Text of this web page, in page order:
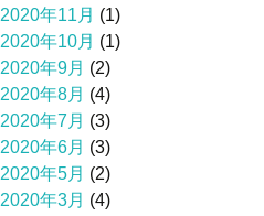
2020年11月 (1)
2020年10月 (1)
2020年9月 (2)
2020年8月 (4)
2020年7月 (3)
2020年6月 (3)
2020年5月 (2)
2020年3月 (4)